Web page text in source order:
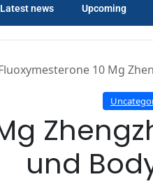
Latest news Upcoming
10 Mg
und